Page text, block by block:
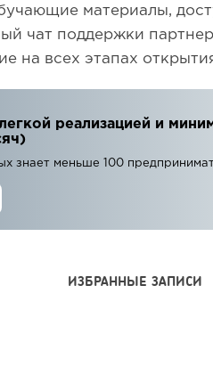
материалы,
чат поддержки
на всех этапах
реализацией и
знает меньше 100
ИЗБРАННЫЕ ЗАПИСИ